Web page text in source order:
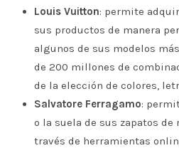
Louis Vuitton: permite
sus productos de manera
algunos de sus modelos
de 200 millones de
de la elección de colores,
Salvatore Ferragamo:
o la suela de sus zapatos
través de herramientas